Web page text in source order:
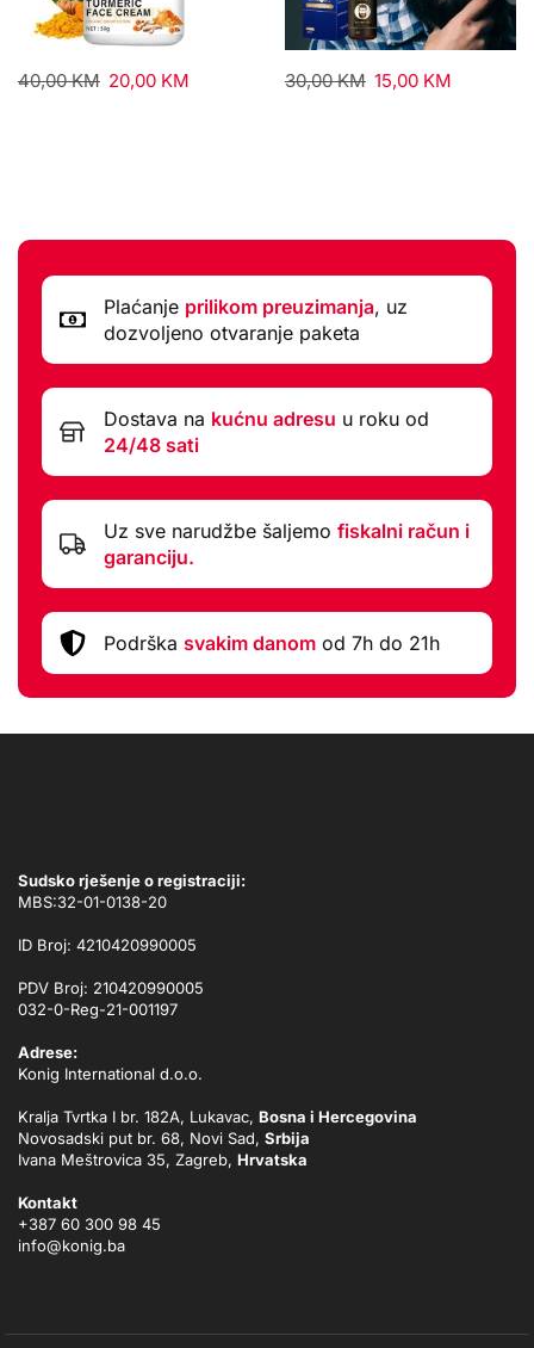
40,00KM 20,00 KM 30,00KM 15,00 KM
Plaćanje prilikom preuzimanja, uz
dozvoljeno otvaranje paketa
Dostava na kućnu adresu u roku od
24/48 sati
Uz sve narudžbe šaljemo fiskalni račun i
garanciju.
Podrška svakim danom od 7h do 21h
Sudsko rješenje o registraciji:
MBS:32-01-0138-20
ID Broj: 4210420990005
PDV Broj: 210420990005
032-0-Reg-21-001197
Adrese:
Konig International d.o.o.
Kralja Tvrtka I br. 182A, Lukavac, Bosna i Hercegovina
Novosadski put br. 68, Novi Sad, Srbija
Ivana Meštrovica 35, Zagreb, Hrvatska
Kontakt
+387 60 300 98 45
info@konig.ba